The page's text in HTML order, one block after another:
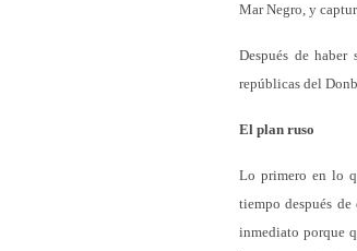
Mar Negro, y
Después de
repúblicas del
El plan ruso
Lo primero en lo
tiempo después
inmediato porque